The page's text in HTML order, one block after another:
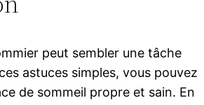
peut sembler une tâche
astuces simples, vous pouvez
de sommeil propre et sain. En